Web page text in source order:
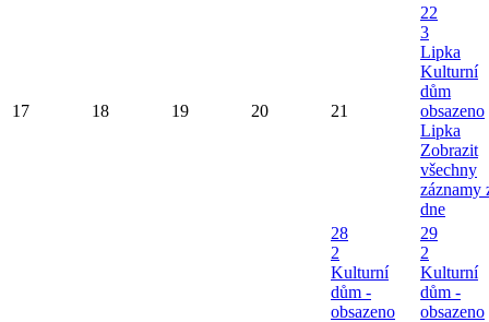
17 18 19 20 21
22
3
Lipka
Kulturní
dům
obsazeno
Lipka
Zobrazit
všechny
záznamy
dne
28
2
Kulturní
dům -
obsazeno
29
2
Kulturní
dům -
obsazeno